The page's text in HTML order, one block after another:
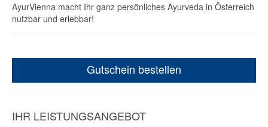
AyurVienna macht Ihr ganz persönliches Ayurveda in Österreich
nutzbar und erlebbar!
Gutschein bestellen
IHR LEISTUNGSANGEBOT